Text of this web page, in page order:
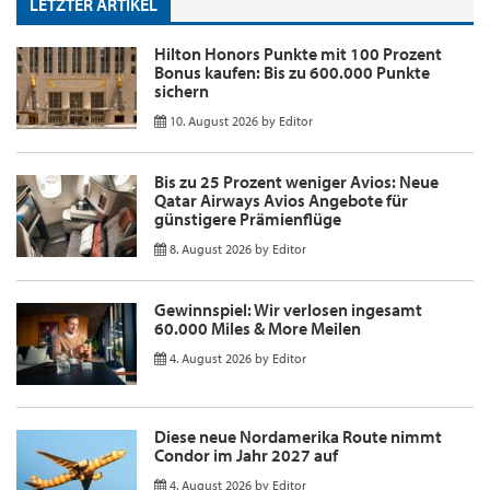
LETZTER ARTIKEL
Hilton Honors Punkte mit 100 Prozent
Bonus kaufen: Bis zu 600.000 Punkte
sichern
10. August 2026 by Editor
Bis zu 25 Prozent weniger Avios: Neue
Qatar Airways Avios Angebote für
günstigere Prämienflüge
8. August 2026 by Editor
Gewinnspiel: Wir verlosen ingesamt
60.000 Miles & More Meilen
4. August 2026 by Editor
Diese neue Nordamerika Route nimmt
Condor im Jahr 2027 auf
4. August 2026 by Editor